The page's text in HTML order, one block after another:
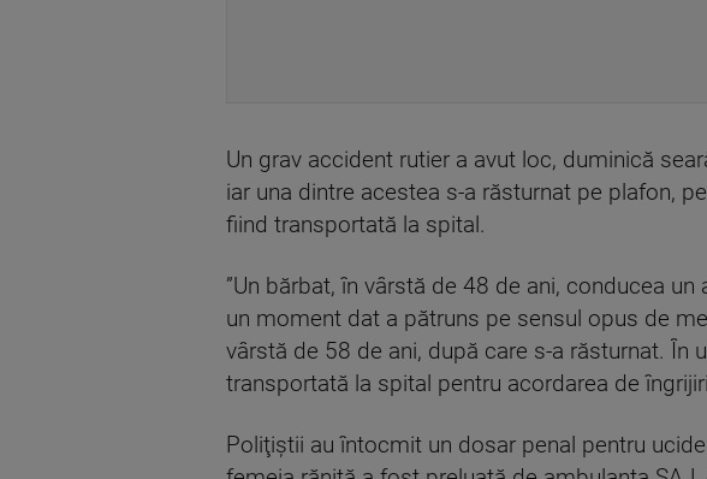
Un grav accident rutier a avut loc, duminică
iar una dintre acestea s-a răsturnat pe plafon,
fiind transportată la spital.
”Un bărbat, în vârstă de 48 de ani, conducea
un moment dat a pătruns pe sensul opus de
vârstă de 58 de ani, după care s-a răsturnat.
transportată la spital pentru acordarea de
Poliţiştii au întocmit un dosar penal pentru